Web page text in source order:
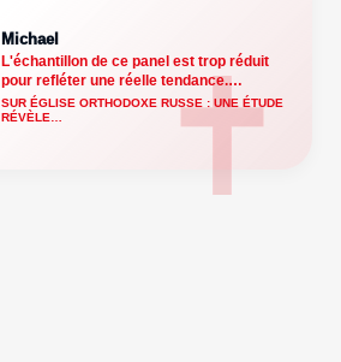
Michael
L'échantillon de ce panel est trop réduit
pour refléter une réelle tendance.…
SUR ÉGLISE ORTHODOXE RUSSE : UNE ÉTUDE
RÉVÈLE…